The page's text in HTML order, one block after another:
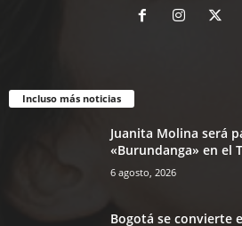
Incluso más noticias
Juanita Molina será
«Burundanga» en el
6 agosto, 2026
Bogotá se convierte